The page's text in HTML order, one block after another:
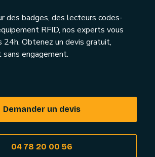
des badges, des lecteurs codes-
RFID, nos experts vous
24h. Obtenez un devis gratuit,
engagement.
Demander un devis
04 78 20 00 56